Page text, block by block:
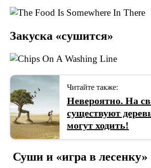
Закуска «сушится»
Читайте также:
Невероятно. На
существуют
могут ходить!
Суши и «игра в лесенку»